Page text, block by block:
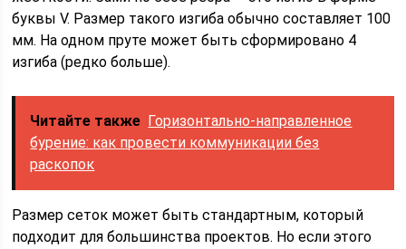
буквы V. Размер такого изгиба обычно составляет 100
мм. На одном пруте может быть сформировано 4
изгиба (редко больше).
Читайте также Горизонтально-направленное
бурение: как провести коммуникации без
раскопок
Размер сеток может быть стандартным, который
подходит для большинства проектов. Но если этого